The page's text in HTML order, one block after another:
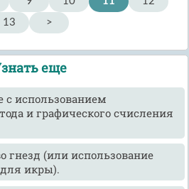
13
>
еще
с использованием
и графического счисления
гнезд (или использование
икры).